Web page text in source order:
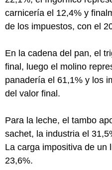
carnicería el 12,4% y
de los impuestos, con el
En la cadena del pan, el
final, luego el molino
panadería el 61,1% y los
del valor final.
Para la leche, el tambo
sachet, la industria el
La carga impositiva de un
23,6%.